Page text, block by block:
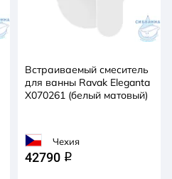
Встраиваемый смеситель
для ванны Ravak Eleganta
X070261 (белый матовый)
Чехия
42790 q